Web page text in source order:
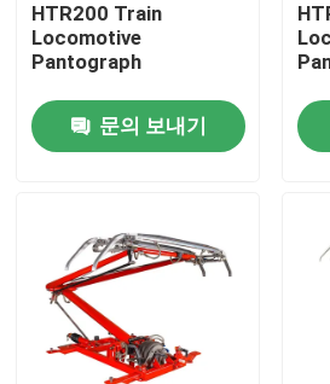
제품
우리 에 관한 것
HTR200 Train
Locomotive
Pantograph
문의 보내기